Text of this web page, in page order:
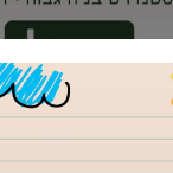
גרמניה הולנד